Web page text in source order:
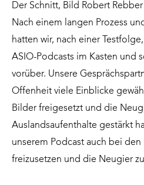
Der Schnitt, Bild Robert Rebber
Nach einem langen Prozess
hatten wir, nach einer
ASIO-Podcasts im Kasten und
vorüber. Unsere
Offenheit viele Einblicke
Bilder freigesetzt und die
Auslandsaufenthalte gestärkt
unserem Podcast auch bei
freizusetzen und die Neugier